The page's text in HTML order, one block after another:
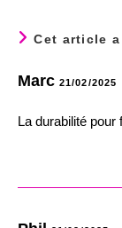
Cet article a
Marc 21/02/2025
La durabilité pour